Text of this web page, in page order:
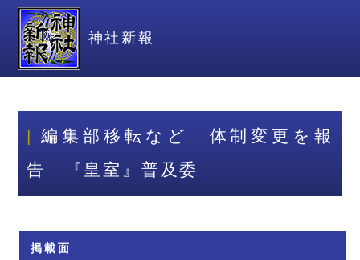
神社新報
編集部移転など 体制変更を報
告 『皇室』普及委
掲載面